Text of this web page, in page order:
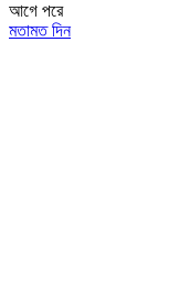
আগে পরে
মতামত দিন